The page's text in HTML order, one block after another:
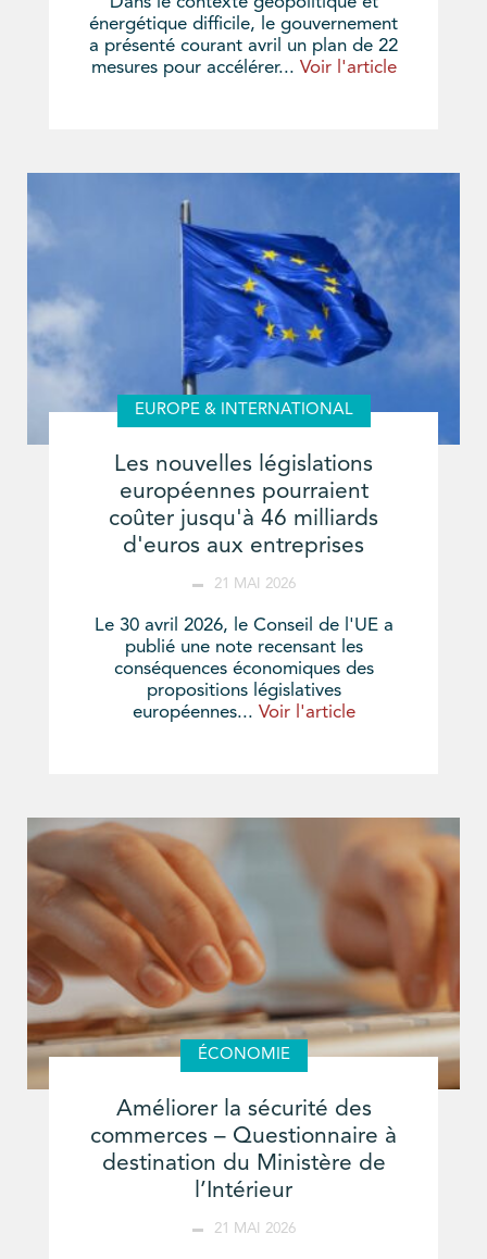
énergétique difficile, le gouvernement
a présenté courant avril un plan de 22
mesures pour accélérer... Voir l'article
EUROPE & INTERNATIONAL
Les nouvelles législations
européennes pourraient
coûter jusqu'à 46 milliards
d'euros aux entreprises
21 MAI 2026
Le 30 avril 2026, le Conseil de l'UE a
publié une note recensant les
conséquences économiques des
propositions législatives
européennes... Voir l'article
ÉCONOMIE
Améliorer la sécurité des
commerces – Questionnaire à
destination du Ministère de
l’Intérieur
21 MAI 2026